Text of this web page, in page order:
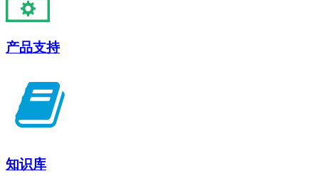
产品支持
知识库